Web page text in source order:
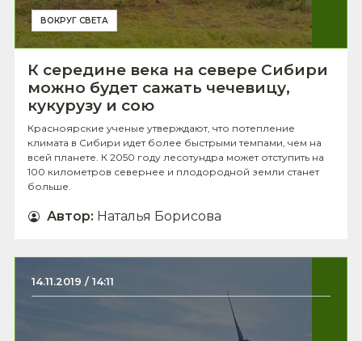
ВОКРУГ СВЕТА
К середине века на севере Сибири
можно будет сажать чечевицу,
кукурузу и сою
Красноярские ученые утверждают, что потепление
климата в Сибири идет более быстрыми темпами, чем на
всей планете. К 2050 году лесотундра может отступить на
100 километров севернее и плодородной земли станет
больше.
Автор: Наталья Борисова
14.11.2019 / 14:11